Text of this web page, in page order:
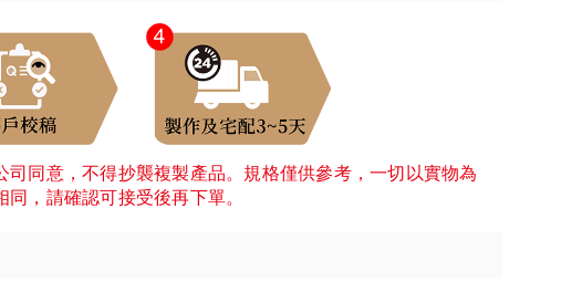
同意，不得抄襲複製產品。規格僅供參考，一切以實物為
，請確認可接受後再下單。